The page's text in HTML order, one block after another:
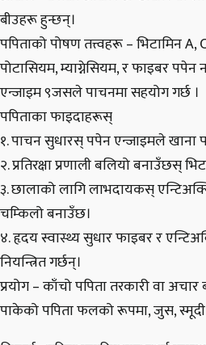
बीउहरू हुन्छन्।
पपिताको पोषण तत्त्वहरू – भिटामिन A,
पोटासियम, म्याग्नेसियम, र फाइबर
एन्जाइम ९जसले पाचनमा सहयोग गर्छ ।
पपिताका फाइदाहरूस्
१. पाचन सुधारस् पपेन एन्जाइमले खाना
२. प्रतिरक्षा प्रणाली बलियो बनाउँछस्
३. छालाको लागि लाभदायकस्
चम्किलो बनाउँछ।
४. हृदय स्वास्थ्य सुधार फाइबर र
नियन्त्रित गर्छन्।
प्रयोग – काँचो पपिता तरकारी वा अचार
पाकेको पपिता फलको रूपमा, जुस, स्मूदी